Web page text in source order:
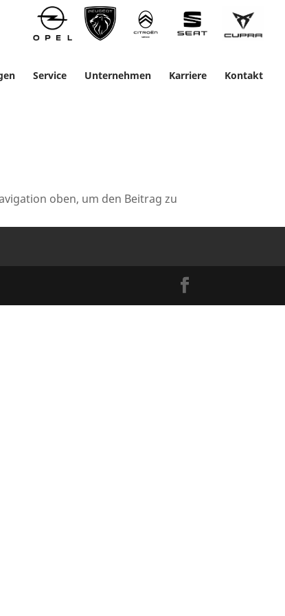
Service Unternehmen Karriere Kontakt
oben, um den Beitrag zu